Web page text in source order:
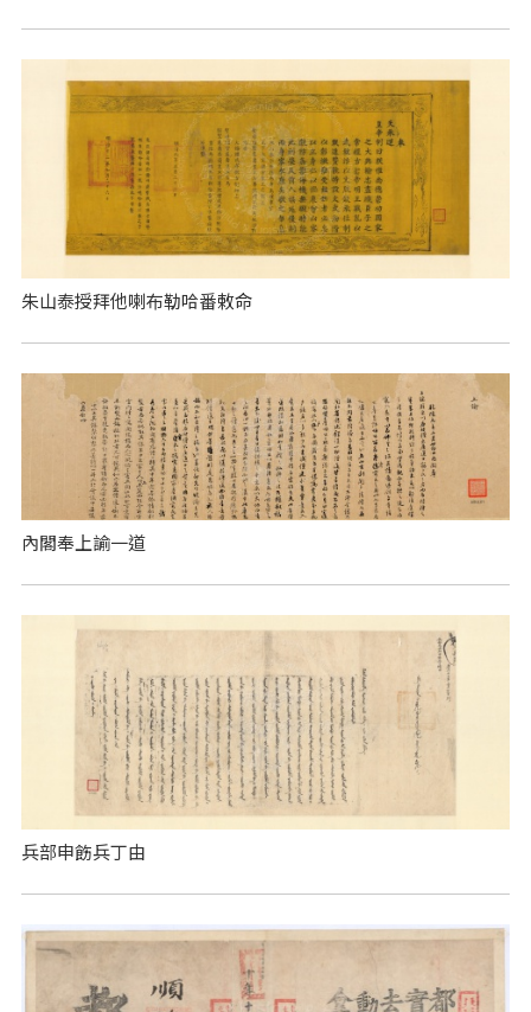
朱山泰授拜他喇布勒哈番敕命
內閣奉上諭一道
兵部申飭兵丁由